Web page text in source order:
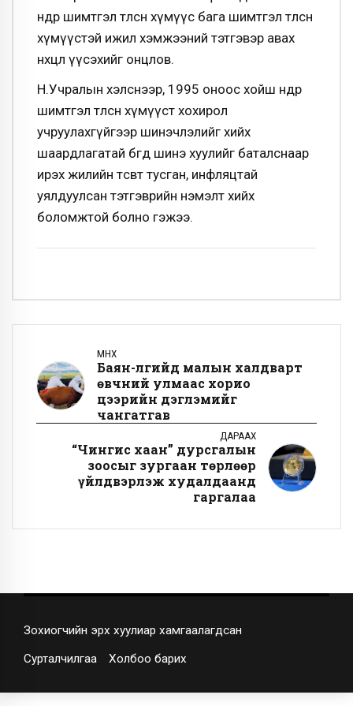
өндөр шимтгэл төлсөн хүмүүс бага шимтгэл төлсөн
хүмүүстэй ижил хэмжээний тэтгэвэр авах
нөхцөл үүсэхийг онцлов.
Н.Учралын хэлснээр, 1995 оноос хойш өндөр
шимтгэл төлсөн хүмүүст хохирол
учруулахгүйгээр шинэчлэлийг хийх
шаардлагатай бөгөөд шинэ хуулийг баталснаар
ирэх жилийн төсөвт тусган, инфляцтай
уялдуулсан тэтгэврийн нэмэлт хийх
боломжтой болно гэжээ.
ӨМНӨХ
Баян-Өлгийд малын халдварт
өвчний улмаас хорио
цээрийн дэглэмийг
чангатгав
ДАРААХ
“Чингис хаан” дурсгалын
зоосыг зургаан төрлөөр
үйлдвэрлэж худалдаанд
гаргалаа
Зохиогчийн эрх хуулиар хамгаалагдсан
Сурталчилгаа Холбоо барих